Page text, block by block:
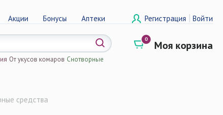
Акции Бонусы Аптеки Регистрация | Войти
0 Моя корзина
От укусов комаров Снотворные
средства